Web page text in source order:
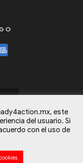
este
del usuario. Si
con el uso de